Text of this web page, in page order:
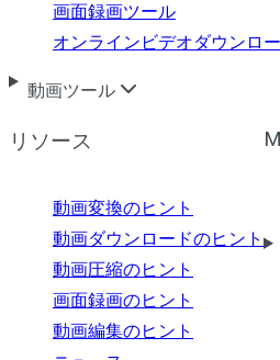
画面録画ツール
オンラインビデオダウンロ
動画ツール
リソース
動画変換のヒント
動画ダウンロードのヒント
動画圧縮のヒント
画面録画のヒント
動画編集のヒント